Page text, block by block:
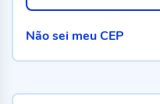
Não sei meu CEP